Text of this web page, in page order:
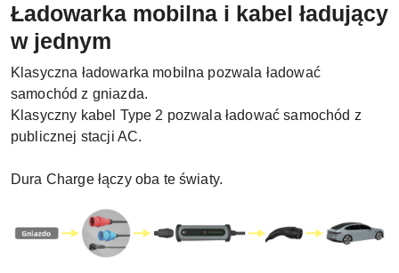
Ładowarka mobilna i kabel ładujący
w jednym
Klasyczna ładowarka mobilna pozwala ładować
samochód z gniazda.
Klasyczny kabel Type 2 pozwala ładować samochód z
publicznej stacji AC.
Dura Charge łączy oba te światy.